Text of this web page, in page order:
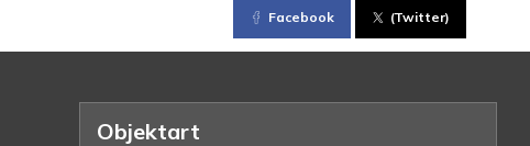
Facebook (Twitter)
Objektart